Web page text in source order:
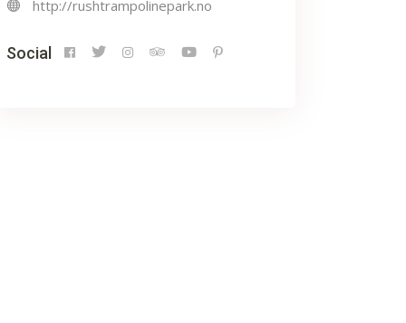
http://rushtrampolinepark.no
Social